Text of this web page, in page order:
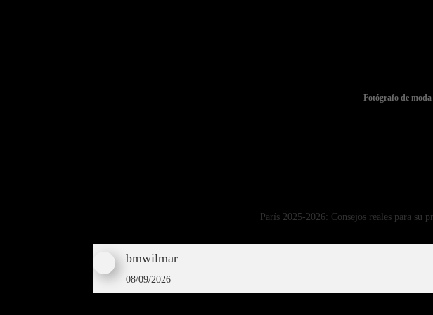
Fotógrafo de moda
París 2025-2026: Consejos reales para
bmwilmar
08/09/2026